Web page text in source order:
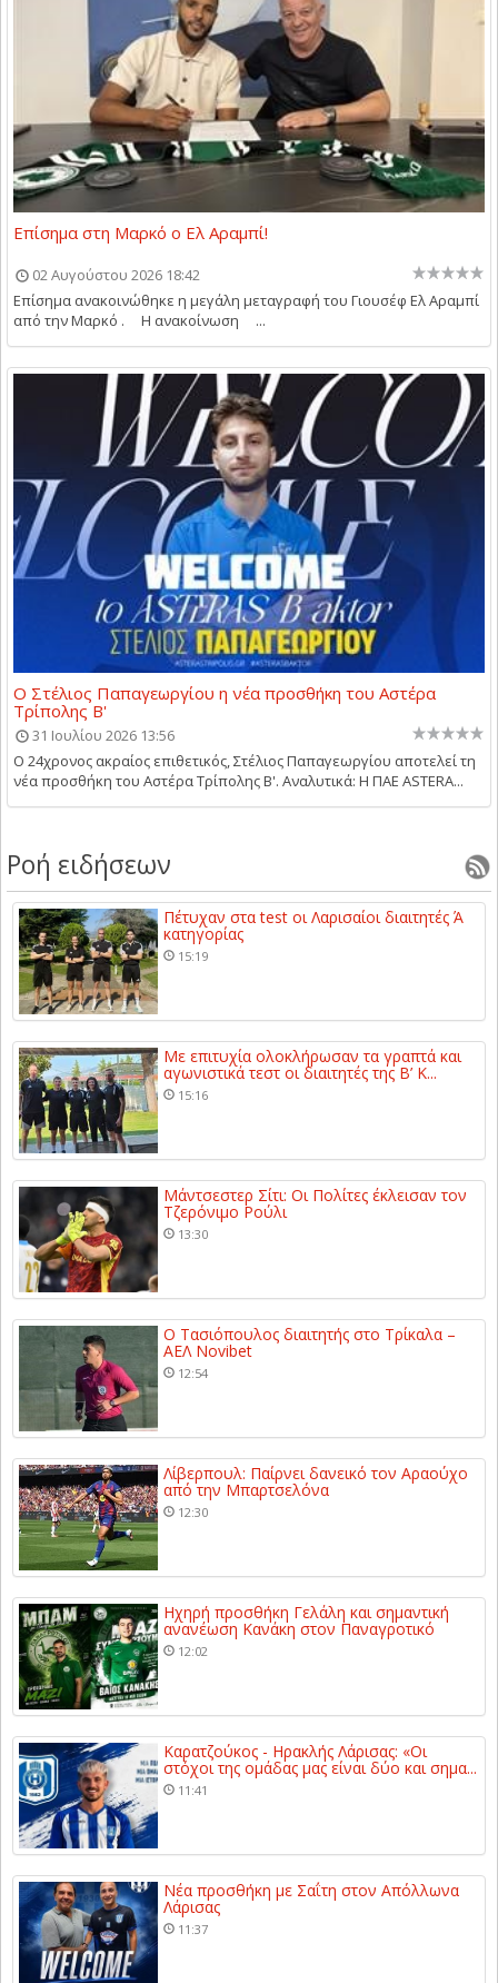
Επίσημα στη Μαρκό ο Ελ Αραμπί!
02 Αυγούστου 2026 18:42
Επίσημα ανακοινώθηκε η μεγάλη μεταγραφή του Γιουσέφ Ελ Αραμπί
από την Μαρκό . Η ανακοίνωση ...
Ο Στέλιος Παπαγεωργίου η νέα προσθήκη του Αστέρα
Τρίπολης Β'
31 Ιουλίου 2026 13:56
Ο 24χρονος ακραίος επιθετικός, Στέλιος Παπαγεωργίου αποτελεί τη
νέα προσθήκη του Αστέρα Τρίπολης Β'. Αναλυτικά: Η ΠΑΕ ASTERA...
Ροή ειδήσεων
Πέτυχαν στα test οι Λαρισαίοι διαιτητές Ά
κατηγορίας
15:19
Με επιτυχία ολοκλήρωσαν τα γραπτά και
αγωνιστικά τεστ οι διαιτητές της Β’ Κ...
15:16
Μάντσεστερ Σίτι: Οι Πολίτες έκλεισαν τον
Τζερόνιμο Ρούλι
13:30
Ο Τασιόπουλος διαιτητής στο Τρίκαλα –
ΑΕΛ Novibet
12:54
Λίβερπουλ: Παίρνει δανεικό τον Αραούχο
από την Μπαρτσελόνα
12:30
Ηχηρή προσθήκη Γελάλη και σημαντική
ανανέωση Κανάκη στον Παναγροτικό
12:02
Καρατζούκος - Ηρακλής Λάρισας: «Οι
στόχοι της ομάδας μας είναι δύο και σημα...
11:41
Νέα προσθήκη με Σαΐτη στον Απόλλωνα
Λάρισας
11:37